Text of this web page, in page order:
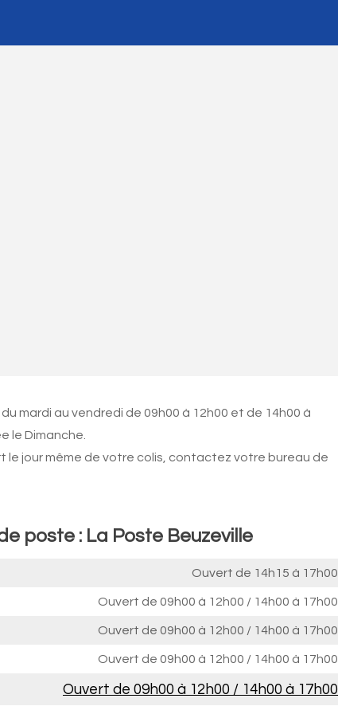
mardi au vendredi de 09h00 à 12h00 et de 14h00 à
le Dimanche.
le jour même de votre colis, contactez votre bureau de
poste : La Poste Beuzeville
Ouvert de 14h15 à 17h00
Ouvert de 09h00 à 12h00 / 14h00 à 17h00
Ouvert de 09h00 à 12h00 / 14h00 à 17h00
Ouvert de 09h00 à 12h00 / 14h00 à 17h00
Ouvert de 09h00 à 12h00 / 14h00 à 17h00